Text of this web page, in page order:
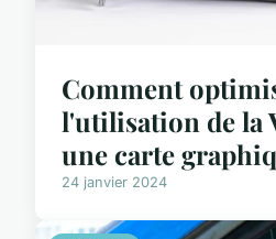
Comment
l'utilisation de la
une carte
24 janvier 2024